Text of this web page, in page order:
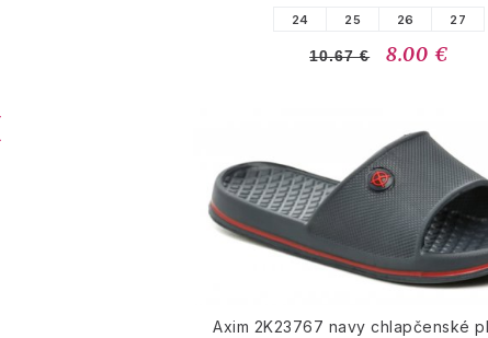
24 25 26 27
10.67 € 8.00 €
Axim 2K23767 navy chlapčenské